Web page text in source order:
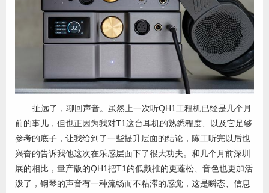
扯远了，聊回声音。虽然上一次听QH1工程机已经是几个月
前的事儿，但也正因为我对T1这台耳机的熟悉程度、以及它足够
参考的底子，让我给到了一些提升层面的结论，陈工听完以后也
兴奋的告诉我他这次在乐感层面下了很大功夫。和几个月前深圳
展的相比，量产版的QH1把T1的低频推的更蓬松、音色也更加活
泼了，钢琴的声音有一种流畅而不粘滞的感觉，这是瞬态、信息